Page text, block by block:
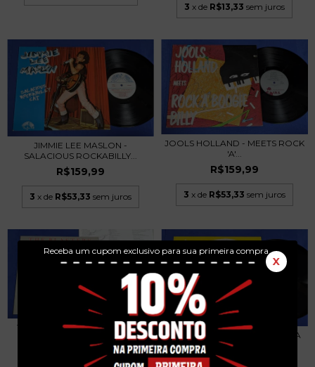
Receba um cupom exclusivo para sua primeira compra.
X
3 x de R$13,33 sem juros
JIMMIE LEE MASLON -
SALACIOUS ROCKABILLY...
R$159,99
3 x de R$53,33 sem juros
JOOLS HOLLAND - MEETS ROCK
'A'...
R$159,99
3 x de R$53,33 sem juros
THE BLASTERS - NON FICTION
R$169,99
SQUEAKY CLEAN - LP 1984 USA
R$169,99